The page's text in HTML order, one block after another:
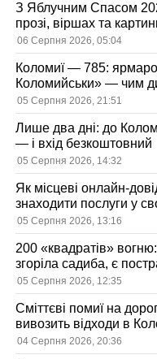
З Яблучним Спасом
прозі, віршах та
06 Серпня 2026, 05:04
Коломиї — 785:
Коломийськи» — чим
05 Серпня 2026, 21:51
Лише два дні: до
— і вхід безкоштовний
05 Серпня 2026, 14:32
Як місцеві онлайн-
знаходити послуги у
05 Серпня 2026, 13:16
200 «квадратів»
згоріла садиба, є
05 Серпня 2026, 12:35
Сміттєві помиї на
вивозить відходи в
04 Серпня 2026, 20:36